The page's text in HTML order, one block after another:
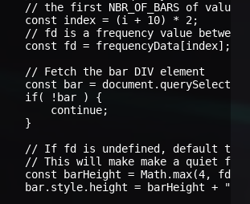
// the first NBR_OF_BARS of
const index = (i + 10) * 2;
// fd is a frequency value between
const fd = frequencyData[index];
// Fetch the bar DIV element
const bar =
if( !bar ) {
continue;
}
// If fd is undefined, default to
// This will make make a quiet
const barHeight = Math.max(4, fd
bar.style.height = barHeight +